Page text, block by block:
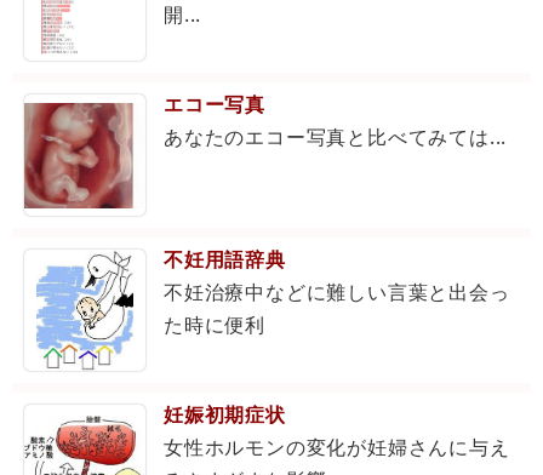
開...
エコー写真
あなたのエコー写真と比べてみては...
不妊用語辞典
不妊治療中などに難しい言葉と出会っ
た時に便利
妊娠初期症状
女性ホルモンの変化が妊婦さんに与え